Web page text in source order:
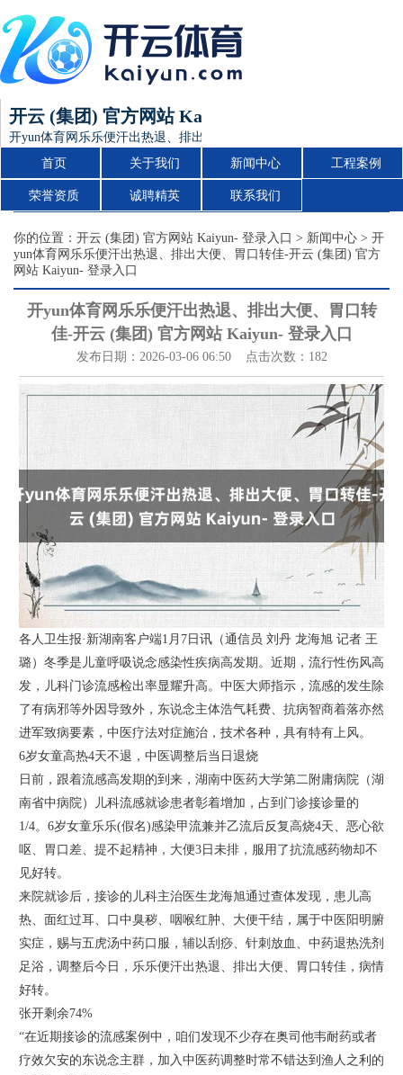
开云 (集团) 官方网站 Kaiyun- 登录入口
开yun体育网乐乐便汗出热退、排出大便、胃口转佳-开云 (集团) 官方
首页
关于我们 新闻中心 工程案例
荣誉资质 诚聘精英 联系我们
你的位置： 开云 (集团) 官方网站 Kaiyun- 登录入口 > 新闻中心 > 开
yun体育网乐乐便汗出热退、排出大便、胃口转佳-开云 (集团) 官方
网站 Kaiyun- 登录入口
开yun体育网乐乐便汗出热退、排出大便、胃口转
佳-开云 (集团) 官方网站 Kaiyun- 登录入口
发布日期：2026-03-06 06:50 点击次数：182
各人卫生报·新湖南客户端1月7日讯（通信员 刘丹 龙海旭 记者 王
璐）冬季是儿童呼吸说念感染性疾病高发期。近期，流行性伤风高
发，儿科门诊流感检出率显耀升高。中医大师指示，流感的发生除
了有病邪等外因导致外，东说念主体浩气耗费、抗病智商着落亦然
进军致病要素，中医疗法对症施治，技术各种，具有特有上风。
6岁女童高热4天不退，中医调整后当日退烧
日前，跟着流感高发期的到来，湖南中医药大学第二附庸病院（湖
南省中病院）儿科流感就诊患者彰着增加，占到门诊接诊量的
1/4。6岁女童乐乐(假名)感染甲流兼并乙流后反复高烧4天、恶心欲
呕、胃口差、提不起精神，大便3日未排，服用了抗流感药物却不
见好转。
来院就诊后，接诊的儿科主治医生龙海旭通过查体发现，患儿高
热、面红过耳、口中臭秽、咽喉红肿、大便干结，属于中医阳明腑
实症，赐与五虎汤中药口服，辅以刮痧、针刺放血、中药退热洗剂
足浴，调整后今日，乐乐便汗出热退、排出大便、胃口转佳，病情
好转。
张开剩余74%
“在近期接诊的流感案例中，咱们发现不少存在奥司他韦耐药或者
疗效欠安的东说念主群，加入中医药调整时常不错达到渔人之利的